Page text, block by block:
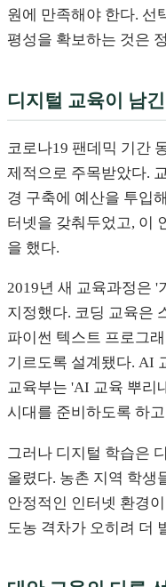
원에 만족해야 한다. 선
평성을 확보하는 것은
디지털 교육이 남
코로나19 팬데믹 기간
제적으로 주목받았다.
경 구축에 예산을 투입
터넷을 갖춰두었고, 이
을 했다.
2019년 새 교육과정은 '
지정했다. 코딩 교육은
파이썬 텍스트 프로그
기르도록 설계됐다. AI
교육부는 'AI 교육 뿌리
시대를 준비하도록 하
그러나 디지털 학습은
올렸다. 농촌 지역 학생
안정적인 인터넷 환경
도농 격차가 오히려 더